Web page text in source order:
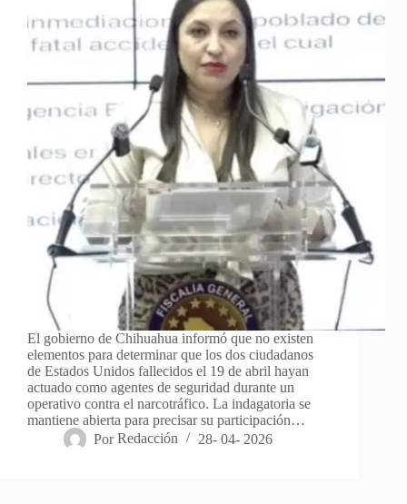
El gobierno de Chihuahua informó que no existen
elementos para determinar que los dos ciudadanos
de Estados Unidos fallecidos el 19 de abril hayan
actuado como agentes de seguridad durante un
operativo contra el narcotráfico. La indagatoria se
mantiene abierta para precisar su participación…
Por Redacción 28- 04- 2026